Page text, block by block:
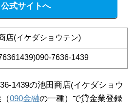
公式サイトへ
店(イケダショウテン)
7636-1439
1439の池田商店(イケダショウ
090金融の一種）で貸金業登録